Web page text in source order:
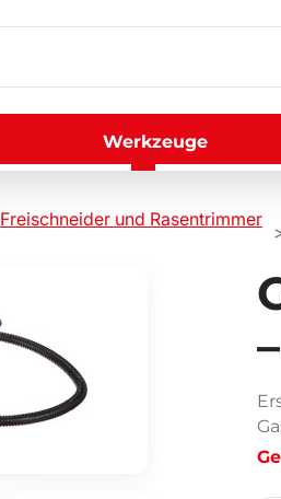
Werkzeuge
Freischneider und Rasentrimmer